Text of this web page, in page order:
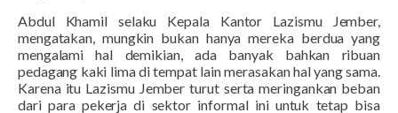
Abdul Khamil selaku Kepala Kantor Lazismu Jember,
mengatakan, mungkin bukan hanya mereka berdua yang
mengalami hal demikian, ada banyak bahkan ribuan
pedagang kaki lima di tempat lain merasakan hal yang sama.
Karena itu Lazismu Jember turut serta meringankan beban
dari para pekerja di sektor informal ini untuk tetap bisa